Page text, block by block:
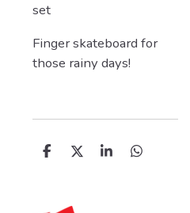
set
Finger skateboard for
those rainy days!
D
D
S
D